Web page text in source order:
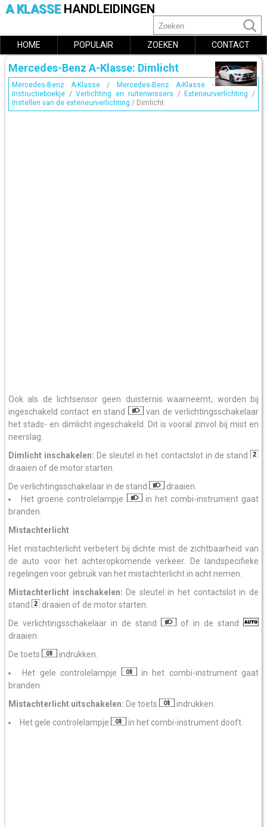
A KLASSE HANDLEIDINGEN
HOME POPULAIR ZOEKEN CONTACT
Mercedes-Benz A-Klasse: Dimlicht
Mercedes-Benz A-Klasse /
Mercedes-Benz A-Klasse -
Instructieboekje/Verlichting en ruitenwissers / Exterieurverlichting /
Instellen van de exterieurverlichting / Dimlicht
Ook als de lichtsensor geen duisternis waarneemt, worden bij
ingeschakeld contact en stand
van de verlichtingsschakelaar
het stads- en dimlicht ingeschakeld. Dit is vooral zinvol bij mist en
neerslag.
Dimlicht inschakelen: De sleutel in het contactslot in de stand
draaien of de motor starten.
De verlichtingsschakelaar in de stand
draaien.
Het groene controlelampje
in het combi-instrument gaat
branden.
Mistachterlicht
Het mistachterlicht verbetert bij dichte mist de zichtbaarheid van
de auto voor het achteropkomende verkeer. De landspecifieke
regelingen voor gebruik van het mistachterlicht in acht nemen.
Mistachterlicht inschakelen: De sleutel in het contactslot in de
stand
draaien of de motor starten.
De verlichtingsschakelaar in de stand
of in de stand
draaien.
De toets
indrukken.
Het gele controlelampje
in het combi-instrument gaat
branden.
Mistachterlicht uitschakelen: De toets
indrukken.
Het gele controlelampje
in het combi-instrument dooft.